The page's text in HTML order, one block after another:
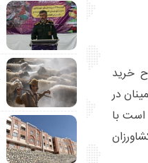
خرید
در
است با